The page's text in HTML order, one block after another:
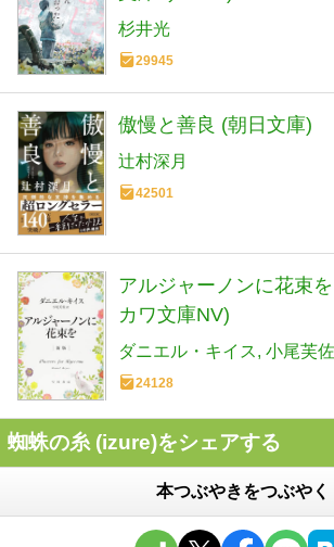
杉井光
29945
傲慢と善良 (朝日文庫)
辻村深月
42501
アルジャーノンに花束
カワ文庫NV)
ダニエル・キイス 小尾芙佐
24128
蜘蛛の糸 (izure)をシェアする
本つぶやきをつぶやく